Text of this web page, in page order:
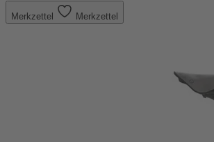
Merkzettel Merkzettel